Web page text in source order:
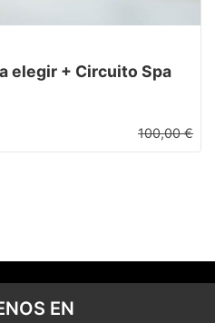
elegir + Circuito Spa
100,00 €
EN